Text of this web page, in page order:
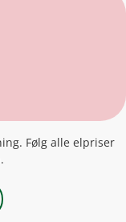
Følg alle elpriser